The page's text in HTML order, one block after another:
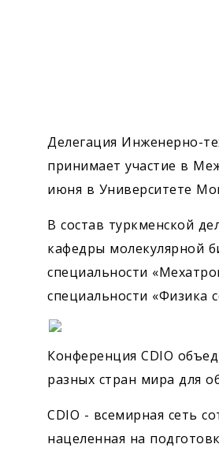
Делегация Инженерно-
принимает участие в
июня в Университете
В состав туркменской
кафедры молекулярной
специальности
специальности «Физика
Конференция CDIO
разных стран мира для
CDIO - всемирная сеть
нацеленная на